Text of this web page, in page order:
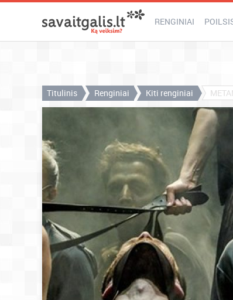
RENGINIAI
Titulinis Renginiai Kiti renginiai